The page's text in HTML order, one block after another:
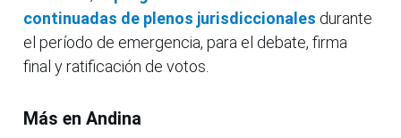
continuadas de plenos jurisdiccionales durante
el período de emergencia, para el debate, firma
final y ratificación de votos.
Más en Andina